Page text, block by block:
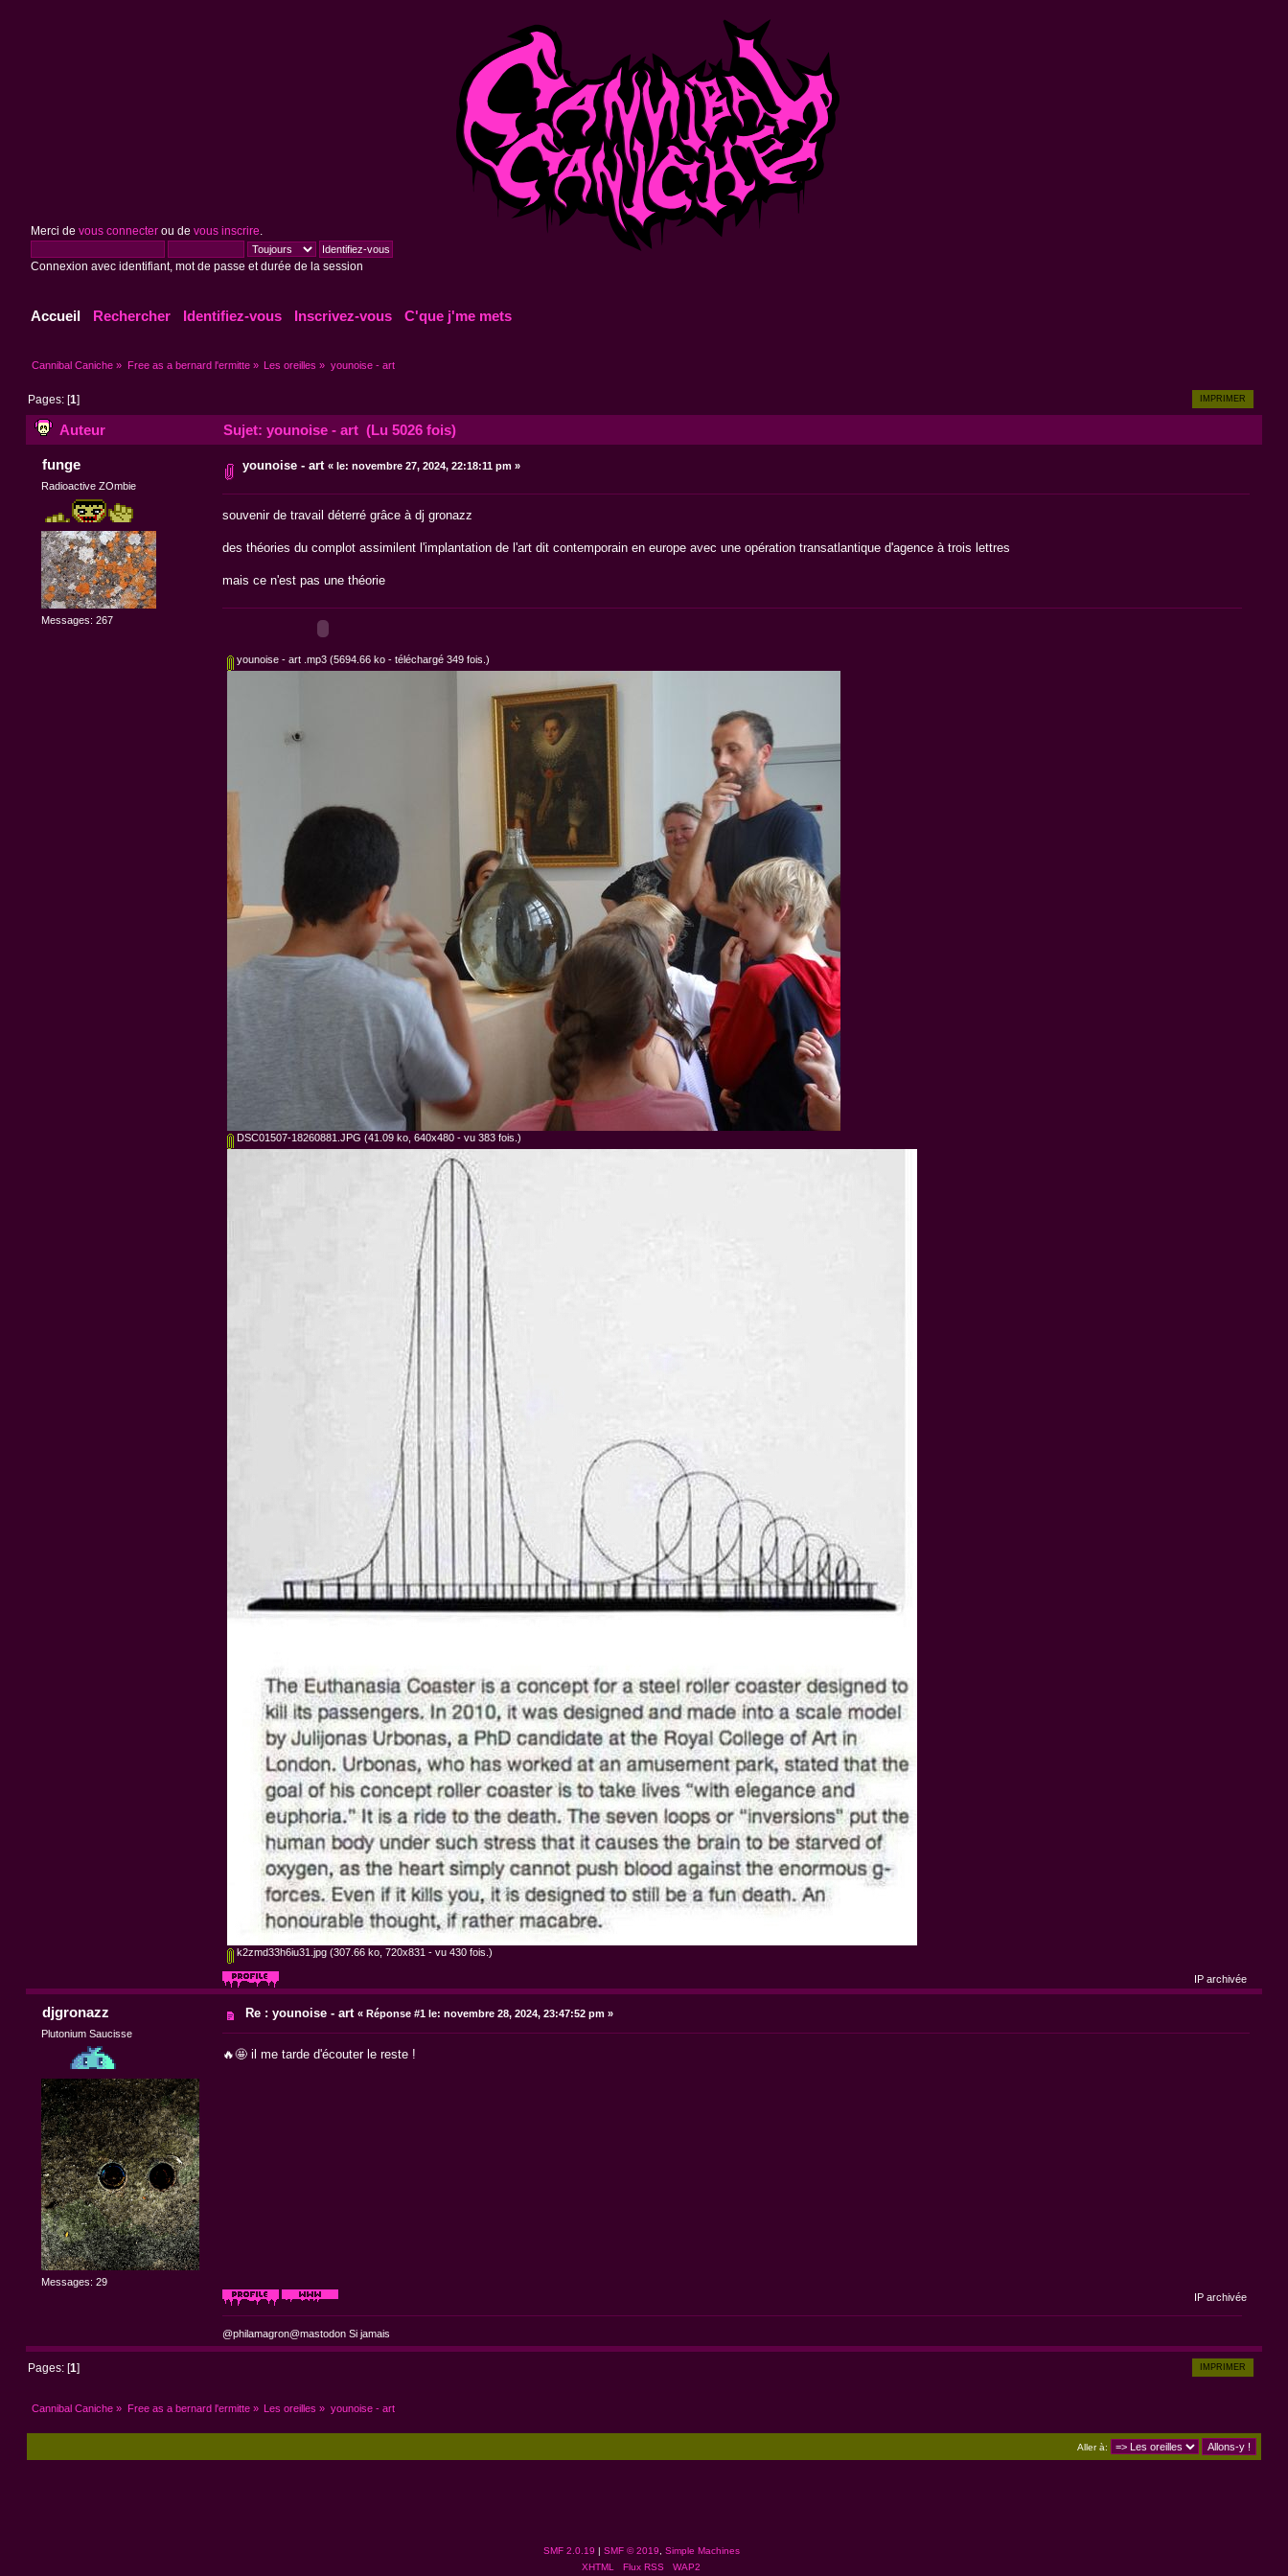
Merci de vous connecterou de vous inscrire
Connexion avec identifiant, mot de passe et durée de la session
Accueil Rechercher Identifiez-vous Inscrivez-vous C'que j'me mets
Cannibal Caniche » Free as a bernard l'ermitte» Les oreilles » younoise - art
IMPRIMER
Pages: [1]
Auteur Sujet: younoise - art (Lu 5026 fois)
funge
Radioactive ZOmbie
Messages: 267
younoise - art « le: novembre 27, 2024, 22:18:11 pm »
souvenir de travail déterré grâce à dj gronazz
des théories du complot assimilent l'implantation de l'art dit contemporain en europe avec une opération transatlantique d'agence à trois lettres
mais ce n'est pas une théorie
younoise - art .mp3(5694.66 ko - téléchargé 349 fois.)
DSC01507-18260881.JPG (41.09 ko, 640x480 - vu 383 fois.)
k2zmd33h6iu31.jpg(307.66 ko, 720x831 - vu 430 fois.)
IP archivée
djgronazz
Plutonium Saucisse
Messages: 29
Re : younoise - art « Réponse #1 le: novembre 28, 2024, 23:47:52 pm »
🔥🤩 il me tarde d'écouter le reste !
IP archivée
@philamagron@mastodon Si jamais
IMPRIMER
Pages: [1]
Cannibal Caniche » Free as a bernard l'ermitte» Les oreilles » younoise - art
Aller à:
SMF 2.0.19 | SMF © 2019, Simple Machines
XHTML
Flux RSS WAP2